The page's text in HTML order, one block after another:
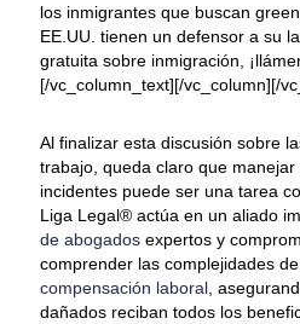
los inmigrantes que buscan
EE.UU. tienen un defensor a su
gratuita sobre inmigración,
[/vc_column_text][/vc_column][/
Al finalizar esta discusión sobre
trabajo, queda claro que
incidentes puede ser una tarea
Liga Legal® actúa en un aliado
de abogados expertos y
comprender las complejidades
compensación laboral,
dañados reciban todos los